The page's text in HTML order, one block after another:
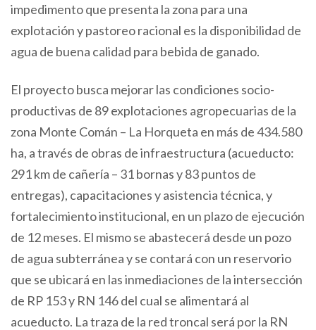
impedimento que presenta la zona para una
explotación y pastoreo racional es la disponibilidad de
agua de buena calidad para bebida de ganado.
El proyecto busca mejorar las condiciones socio-
productivas de 89 explotaciones agropecuarias de la
zona Monte Comán – La Horqueta en más de 434.580
ha, a través de obras de infraestructura (acueducto:
291 km de cañería – 31 bornas y 83 puntos de
entregas), capacitaciones y asistencia técnica, y
fortalecimiento institucional, en un plazo de ejecución
de 12 meses. El mismo se abastecerá desde un pozo
de agua subterránea y se contará con un reservorio
que se ubicará en las inmediaciones de la intersección
de RP 153 y RN 146 del cual se alimentará al
acueducto. La traza de la red troncal será por la RN